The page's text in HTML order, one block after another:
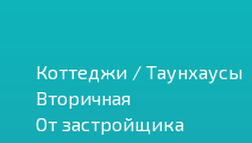
Коттеджи / Таунхаусы
Вторичная
От застройщика